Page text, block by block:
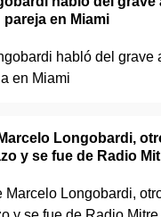
en Miami
Longobardi,
y se fue de Radio